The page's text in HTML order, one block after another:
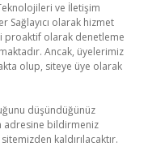
ve İletişim
Sağlayıcı olarak hizmet
proaktif olarak denetleme
Ancak, üyelerimiz
olup, siteye üye olarak
düşündüğünüz
adresine bildirmeniz
kaldırılacaktır.